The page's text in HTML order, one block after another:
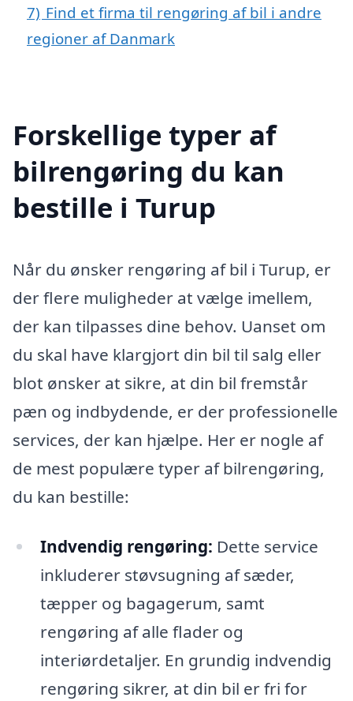
7) Find et firma til rengøring af bil i andre
regioner af Danmark
Forskellige typer af
bilrengøring du kan
bestille i Turup
Når du ønsker rengøring af bil i Turup, er
der flere muligheder at vælge imellem,
der kan tilpasses dine behov. Uanset om
du skal have klargjort din bil til salg eller
blot ønsker at sikre, at din bil fremstår
pæn og indbydende, er der professionelle
services, der kan hjælpe. Her er nogle af
de mest populære typer af bilrengøring,
du kan bestille:
Indvendig rengøring: Dette service
inkluderer støvsugning af sæder,
tæpper og bagagerum, samt
rengøring af alle flader og
interiørdetaljer. En grundig indvendig
rengøring sikrer, at din bil er fri for